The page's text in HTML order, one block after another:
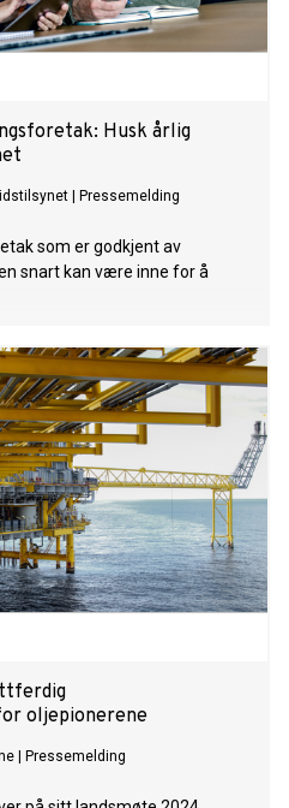
Husk årlig
Pressemelding
som er godkjent av
snart kan være inne for å
oljepionerene
Pressemelding